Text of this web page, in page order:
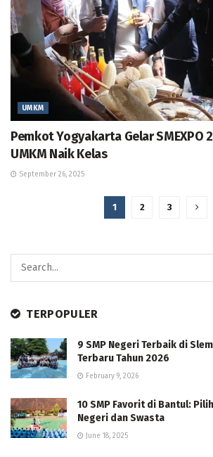
UMKM
Pemkot Yogyakarta Gelar SMEXPO
UMKM Naik Kelas
September 26, 2025
1 2 3
TERPOPULER
9 SMP Negeri Terbaik di
Terbaru Tahun 2026
February 9, 2026
10 SMP Favorit di Bantul:
Negeri dan Swasta
June 18, 2025